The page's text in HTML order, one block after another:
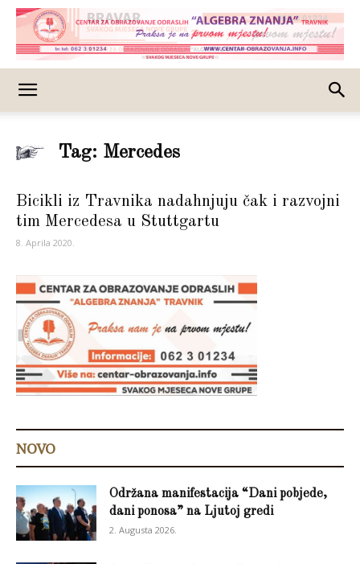
Tag: Mercedes
Bicikli iz Travnika nadahnjuju čak i razvojni
tim Mercedesa u Stuttgartu
8. Aprila 2020.
NOVO
Održana manifestacija “Dani pobjede,
dani ponosa” na Ljutoj gredi
2. Augusta 2026.